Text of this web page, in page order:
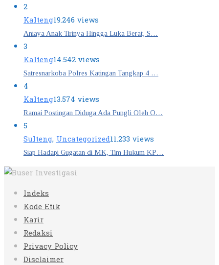
2
Kalteng19.246 views
Aniaya Anak Tirinya Hingga Luka Berat, S…
3
Kalteng14.542 views
Satresnarkoba Polres Katingan Tangkap 4 …
4
Kalteng13.574 views
Ramai Postingan Diduga Ada Pungli Oleh O…
5
Sulteng,Uncategorized11.233 views
Siap Hadapi Gugatan di MK, Tim Hukum KP…
Indeks
Kode Etik
Karir
Redaksi
Privacy Policy
Disclaimer